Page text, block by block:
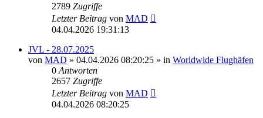
2789 Zugriffe
Letzter Beitrag von MAD
04.04.2026 19:31:13
JVL - 28.07.2025
von MAD » 04.04.2026 08:20:25 » in Worldwide Flughäfen
0 Antworten
2657 Zugriffe
Letzter Beitrag von MAD
04.04.2026 08:20:25